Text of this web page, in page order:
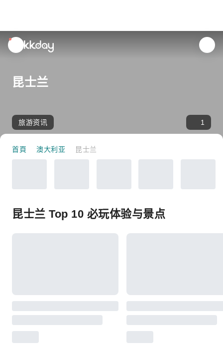
unread
notifications
昆士兰
旅游资讯 1
首頁 澳大利亚 昆士兰
昆士兰 Top 10 必玩体验与景点